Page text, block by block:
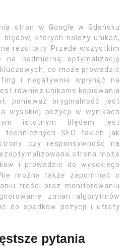
stron w Google w Gdańsku
których należy unikać,
rezultaty. Przede wszystkim
nadmierną optymalizację
co może prowadzić
i negatywnie wpłynąć na
również unikanie kopiowania
ponieważ oryginalność jest
wysokiej pozycji w wynikach
istotnym błędem jest
technicznych SEO takich jak
czy responsywność na
strona może
i prowadzić do wysokiego
można także zapominać o
treści oraz monitorowaniu
zmian algorytmów
do spadków pozycji i utraty
pytania